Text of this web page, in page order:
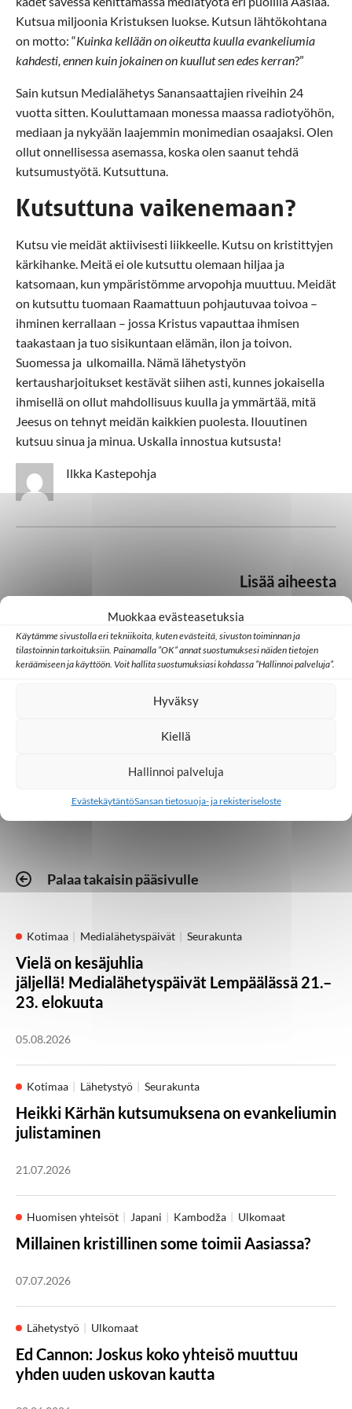
Muokkaa evästeasetuksia
Käytämme sivustolla eri tekniikoita, kuten evästeitä, sivuston toiminnan ja
tilastoinnin tarkoituksiin. Painamalla ”OK” annat suostumuksesi näiden tietojen
keräämiseen ja käyttöön. Voit hallita suostumuksiasi kohdassa ”Hallinnoi palveluja”.
Hyväksy
Kiellä
Hallinnoi palveluja
EvästekäytäntöSansan tietosuoja- ja rekisteriseloste
Kutsua miljoonia Kristuksen luokse. Kutsun lähtökohtana
on motto: “Kuinka kellään on oikeutta kuulla evankeliumia
kahdesti, ennen kuin jokainen on kuullut sen edes kerran?”
Sain kutsun Medialähetys Sanansaattajien riveihin 24
vuotta sitten. Kouluttamaan monessa maassa radiotyöhön,
mediaan ja nykyään laajemmin monimedian osaajaksi. Olen
ollut onnellisessa asemassa, koska olen saanut tehdä
kutsumustyötä. Kutsuttuna.
Kutsuttuna vaikenemaan?
Kutsu vie meidät aktiivisesti liikkeelle. Kutsu on kristittyjen
kärkihanke. Meitä ei ole kutsuttu olemaan hiljaa ja
katsomaan, kun ympäristömme arvopohja muuttuu. Meidät
on kutsuttu tuomaan Raamattuun pohjautuvaa toivoa –
ihminen kerrallaan – jossa Kristus vapauttaa ihmisen
taakastaan ja tuo sisikuntaan elämän, ilon ja toivon.
Suomessa ja ulkomailla. Nämä lähetystyön
kertausharjoitukset kestävät siihen asti, kunnes jokaisella
ihmisellä on ollut mahdollisuus kuulla ja ymmärtää, mitä
Jeesus on tehnyt meidän kaikkien puolesta. Ilouutinen
kutsuu sinua ja minua. Uskalla innostua kutsusta!
Ilkka Kastepohja
Lisää aiheesta
Aasia Evankeliumi
Japani
Palaa takaisin pääsivulle
Kotimaa Medialähetyspäivät Seurakunta
Vielä on kesäjuhlia
jäljellä! Medialähetyspäivät Lempäälässä 21.–
23. elokuuta
05.08.2026
Kotimaa Lähetystyö Seurakunta
Heikki Kärhän kutsumuksena on evankeliumin
julistaminen
21.07.2026
Huomisen yhteisöt Japani Kambodža Ulkomaat
Millainen kristillinen some toimii Aasiassa?
07.07.2026
Lähetystyö Ulkomaat
Ed Cannon: Joskus koko yhteisö muuttuu
yhden uuden uskovan kautta